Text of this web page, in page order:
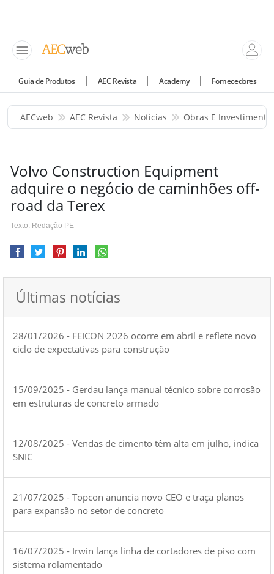
Guia de Produtos AEC Revista Academy Fornecedores
AECweb AEC Revista Notícias Obras E
Volvo Construction Equipment
adquire o negócio de caminhões off-
road da Terex
Texto: Redação PE
Últimas notícias
28/01/2026 - FEICON 2026 ocorre em abril e reflete novo
ciclo de expectativas para construção
15/09/2025 - Gerdau lança manual técnico sobre corrosão
em estruturas de concreto armado
12/08/2025 - Vendas de cimento têm alta em julho, indica
SNIC
21/07/2025 - Topcon anuncia novo CEO e traça planos
para expansão no setor de concreto
16/07/2025 - Irwin lança linha de cortadores de piso com
sistema rolamentado